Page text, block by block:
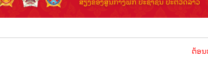
ຕ້ອນຮັບປີທ່